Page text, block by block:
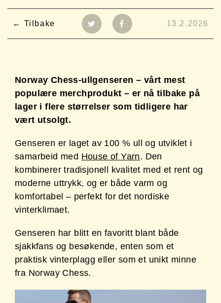
Tilbake 13.2.2026
Norway Chess-ullgenseren – vårt mest
populære merchprodukt – er nå tilbake på
lager i flere størrelser som tidligere har
vært utsolgt.
Genseren er laget av 100 % ull og utviklet i
samarbeid med House of Yarn. Den
kombinerer tradisjonell kvalitet med et rent og
moderne uttrykk, og er både varm og
komfortabel – perfekt for det nordiske
vinterklimaet.
Genseren har blitt en favoritt blant både
sjakkfans og besøkende, enten som et
praktisk vinterplagg eller som et unikt minne
fra Norway Chess.